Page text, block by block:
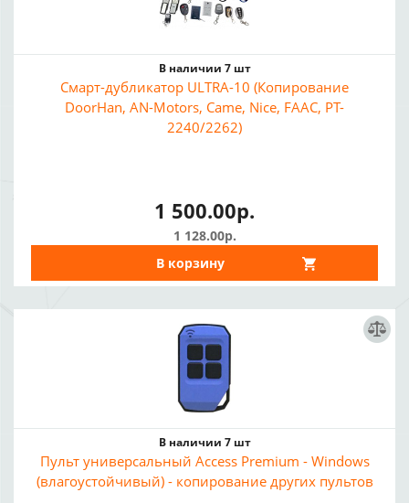
В наличии 7 шт
Смарт-дубликатор ULTRA-10 (Копирование
DoorHan, AN-Motors, Came, Nice, FAAC, PT-
2240/2262)
1 500.00р.
1 128.00р.
В корзину
В наличии 7 шт
Пульт универсальный Access Premium - Windows
(влагоустойчивый) - копирование других пультов